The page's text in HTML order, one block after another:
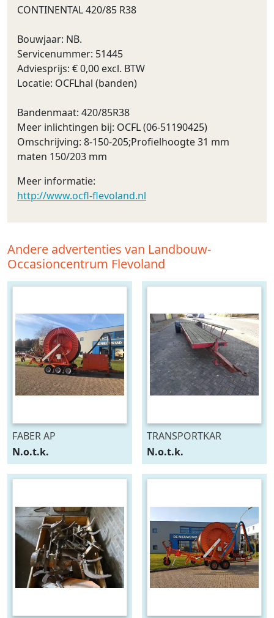
CONTINENTAL 420/85 R38
Bouwjaar: NB.
Servicenummer: 51445
Adviesprijs: € 0,00 excl. BTW
Locatie: OCFLhal (banden)
Bandenmaat: 420/85R38
Meer inlichtingen bij: OCFL (06-51190425)
Omschrijving: 8-150-205;Profielhoogte 31 mm
maten 150/203 mm
Meer informatie:
http://www.ocfl-flevoland.nl
Andere advertenties van Landbouw-
Occasioncentrum Flevoland
FABER AP
N.o.t.k.
TRANSPORTKAR
N.o.t.k.